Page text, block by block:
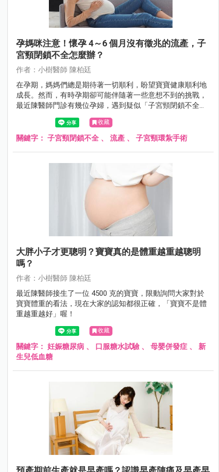
孕媽咪注意！懷孕 4～6 個月沒有徵兆的流產，子
宮頸閉鎖不全怎麼辦？
作者：小樹醫師 陳柏廷
在孕期，媽媽們總是期待著一切順利，盼望寶寶健康順利地
成長。然而，有時孕期卻可能伴隨著一些意想不到的挑戰，
最近陳醫師門診有幾位孕婦，遇到疑似「子宮頸閉鎖不全」
收藏
關鍵字： 子宮頸閉鎖不全 、 流產 、 子宮頸環紮手術
大胖小子才更聰明？寶寶真的是體重越重越聰明
嗎？
作者：小樹醫師 陳柏廷
最近陳醫師接生了一位 4500 克的寶寶，限動詢問大家對於
寶寶體重的看法，現在大家的認知都很正確，「寶寶不是體
重越重越好」喔！
收藏
關鍵字： 妊娠糖尿病 、 口服糖水試驗、 母嬰併發症 、 新
生兒低血糖